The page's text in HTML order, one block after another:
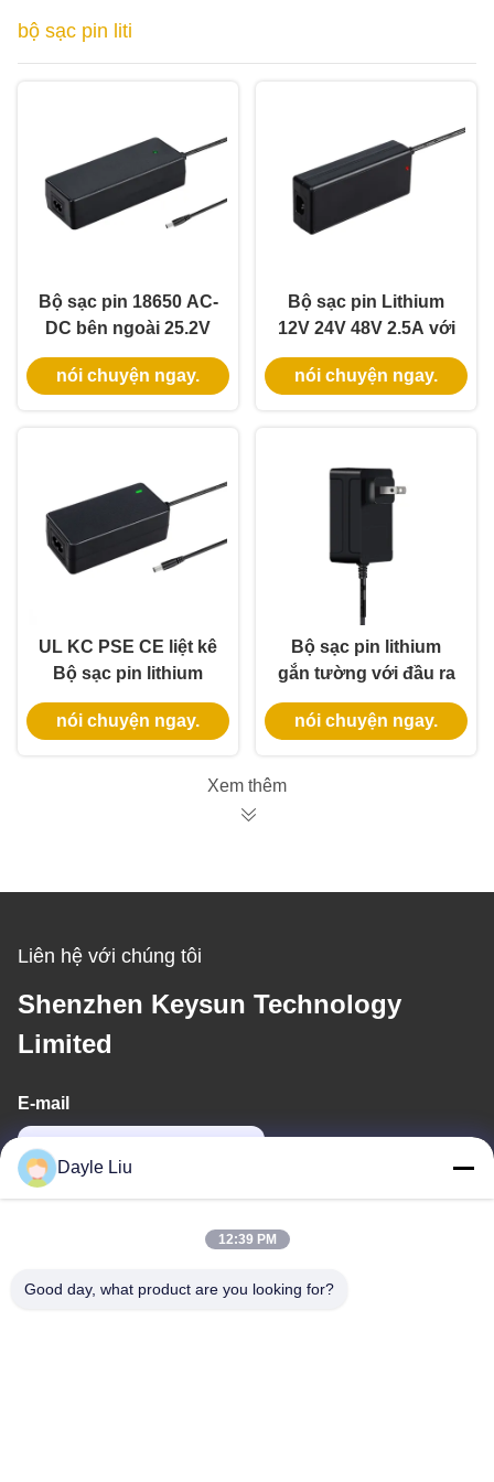
bộ sạc pin liti
Bộ sạc pin 18650 AC-
DC bên ngoài 25.2V
4A với vật liệu chống
cháy PC cho pin Li-
nói chuyện ngay.
Bộ sạc pin Lithium
12V 24V 48V 2.5A với
vật liệu PC chống
cháy và bảo vệ ngắn
nói chuyện ngay.
UL KC PSE CE liệt kê
Bộ sạc pin lithium
12,6V 5A với chế độ
sạc CC-CV
nói chuyện ngay.
Bộ sạc pin lithium
gắn tường với đầu ra
16,8V 25,2V, vật liệu
chống cháy PC
nói chuyện ngay.
Xem thêm
Liên hệ với chúng tôi
Shenzhen Keysun Technology
Limited
E-mail
Dayle Liu
12:39 PM
Good day, what product are you looking for?